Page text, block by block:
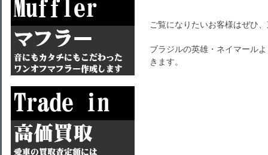
ご覧になりたいお客様はぜひ
ブラジルの英雄・ネイマール
きます。